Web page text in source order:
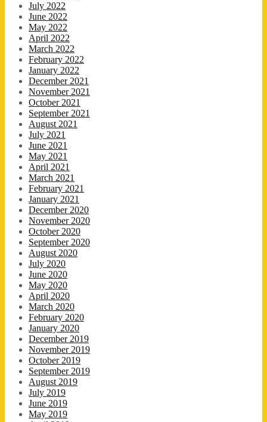
July 2022
June 2022
May 2022
April 2022
March 2022
February 2022
January 2022
December 2021
November 2021
October 2021
September 2021
August 2021
July 2021
June 2021
May 2021
April 2021
March 2021
February 2021
January 2021
December 2020
November 2020
October 2020
September 2020
August 2020
July 2020
June 2020
May 2020
April 2020
March 2020
February 2020
January 2020
December 2019
November 2019
October 2019
September 2019
August 2019
July 2019
June 2019
May 2019